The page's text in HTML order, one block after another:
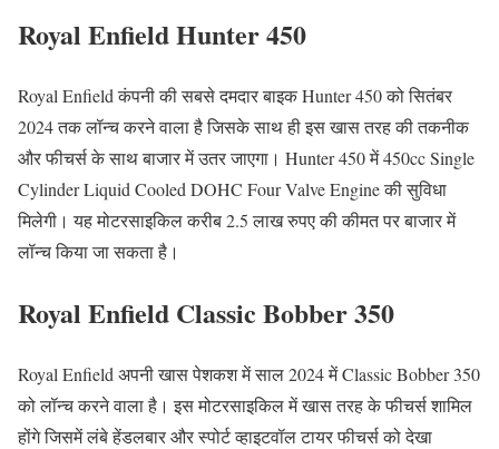
Royal Enfield Hunter 450
Royal Enfield कंपनी की सबसे दमदार बाइक Hunter 450 को सितंबर
2024 तक लॉन्च करने वाला है जिसके साथ ही इस खास तरह की तकनीक
और फीचर्स के साथ बाजार में उतर जाएगा। Hunter 450 में 450cc Single
Cylinder Liquid Cooled DOHC Four Valve Engine की सुविधा
मिलेगी। यह मोटरसाइकिल करीब 2.5 लाख रुपए की कीमत पर बाजार में
लॉन्च किया जा सकता है।
Royal Enfield Classic Bobber 350
Royal Enfield अपनी खास पेशकश में साल 2024 में Classic Bobber 350
को लॉन्च करने वाला है। इस मोटरसाइकिल में खास तरह के फीचर्स शामिल
होंगे जिसमें लंबे हेंडलबार और स्पोर्ट व्हाइटवॉल टायर फीचर्स को देखा